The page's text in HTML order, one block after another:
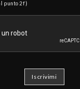
punto 2f)